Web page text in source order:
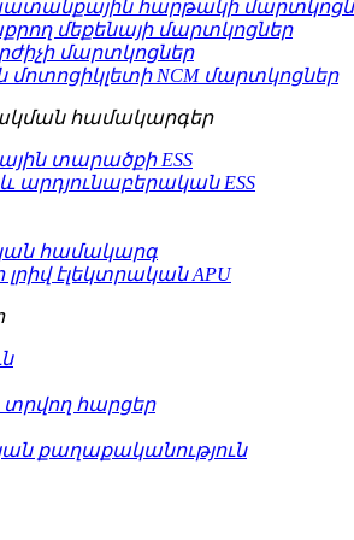
հարթակի
մեքենայի մարտկոցներ
մարտկոցներ
մոտոցիկլետի NCM մարտկոցներ
համակարգեր
տարածքի ESS
արդյունաբերական ESS
համակարգ
էլեկտրական APU
հարցեր
քաղաքականություն